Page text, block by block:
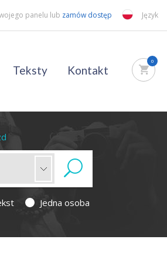
panelu lub zamów dostęp Język
Teksty Kontakt
0
Jedna osoba